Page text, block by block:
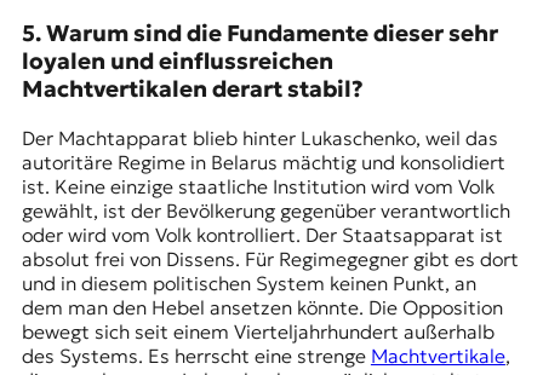
5. Warum sind die Fundamente dieser sehr
loyalen und einflussreichen
Machtvertikalen derart stabil?
Der Machtapparat blieb hinter Lukaschenko, weil das
autoritäre Regime in Belarus mächtig und konsolidiert
ist. Keine einzige staatliche Institution wird vom Volk
gewählt, ist der Bevölkerung gegenüber verantwortlich
oder wird vom Volk kontrolliert. Der Staatsapparat ist
absolut frei von Dissens. Für Regimegegner gibt es dort
und in diesem politischen System keinen Punkt, an
dem man den Hebel ansetzen könnte. Die Opposition
bewegt sich seit einem Vierteljahrhundert außerhalb
des Systems. Es herrscht eine strenge Machtvertikale,